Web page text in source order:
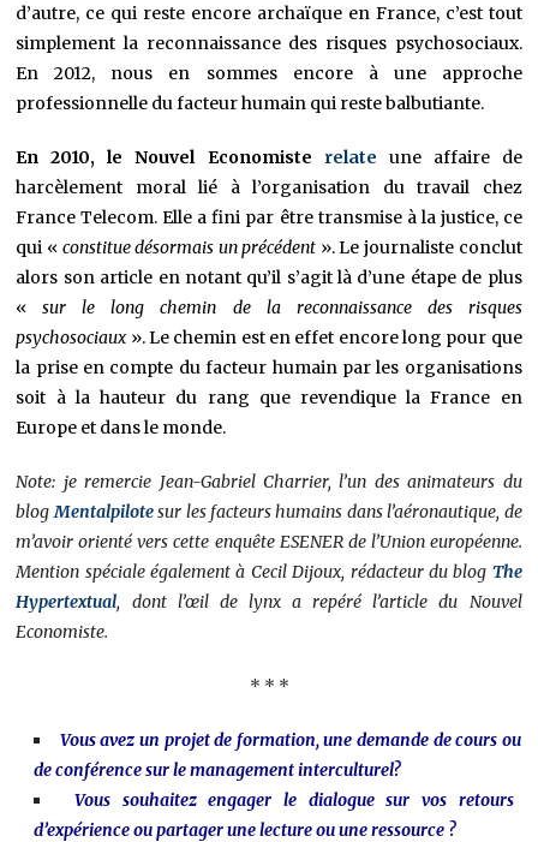
d’autre, ce qui reste encore archaïque en France, c’est tout
simplement la reconnaissance des risques psychosociaux.
En 2012, nous en sommes encore à une approche
professionnelle du facteur humain qui reste balbutiante.
En 2010, le Nouvel Economiste relate une affaire de
harcèlement moral lié à l’organisation du travail chez
France Telecom. Elle a fini par être transmise à la justice, ce
qui « constitue désormais un précédent ». Le journaliste conclut
alors son article en notant qu’il s’agit là d’une étape de plus
«sur le long chemin de la reconnaissance des risques
psychosociaux ». Le chemin est en effet encore long pour que
la prise en compte du facteur humain par les organisations
soit à la hauteur du rang que revendique la France en
Europe et dans le monde.
Note: je remercie Jean-Gabriel Charrier, l’un des animateurs du
blogMentalpilotesur les facteurs humains dans l’aéronautique, de
m’avoir orienté vers cette enquête ESENER de l’Union européenne.
Mention spéciale également à Cecil Dijoux, rédacteur du blog The
Hypertextual, dont l’œil de lynx a repéré l’article du Nouvel
Economiste.
* * *
Vous avez un projet de formation, une demande de cours ou
de conférence sur le management interculturel?
Vous souhaitez engager le dialogue sur vos retours
d’expérience ou partager une lecture ou une ressource ?